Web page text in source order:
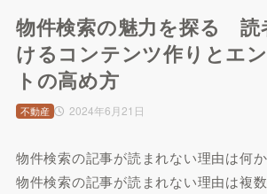
物件検索の魅力を探る 読
けるコンテンツ作りとエ
トの高め方
2024年6月21日
不動産
物件検索の記事が読まれない理由は何か
物件検索の記事が読まれない理由は複数